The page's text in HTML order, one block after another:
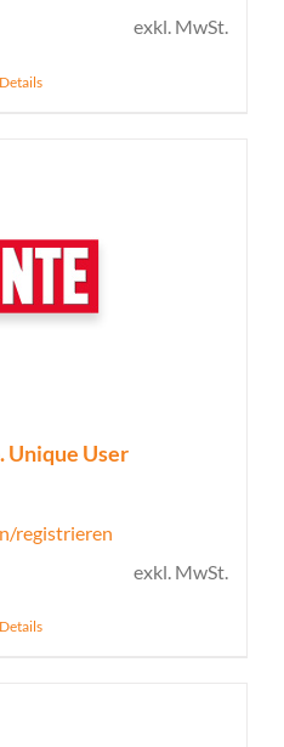
exkl. MwSt.
Details
Unique User
registrieren
exkl. MwSt.
Details